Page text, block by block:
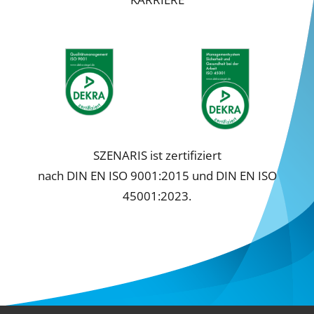
SZENARIS ist zertifiziert
nach DIN EN ISO 9001:2015 und DIN EN ISO
45001:2023.